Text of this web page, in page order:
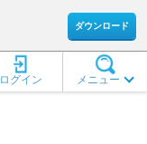
ダウンロード
メニュー
ログイン